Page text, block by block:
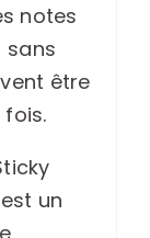
notes
sans
être
un